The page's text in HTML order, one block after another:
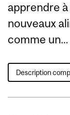
apprendre
nouveaux
comme un...
Description